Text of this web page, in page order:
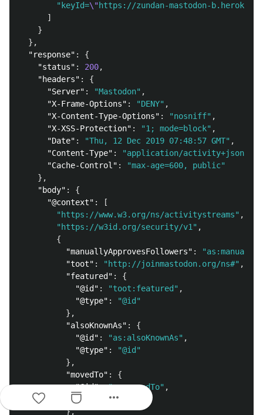
"keyId=\"https://zundan-mastodon-
]
}
},
"response" :
{
"status" : 200,
"headers" :
{
"Server" : "Mastodon" ,
"X-Frame-Options" : "DENY" ,
"X-Content-Type-Options" : "nosniff" ,
"X-XSS-Protection" : "1; mode=block" ,
"Date" : "Thu, 12 Dec 2019 07:48:57 GMT" ,
"Content-Type" :
"application/activity+json;
"Cache-Control" :
"max-age=600, public"
},
"body" :
{
"@context" :
[
"https://www.w3.org/ns/activitystreams" ,
"https://w3id.org/security/v1" ,
{
"manuallyApprovesFollowers" :
"toot" : "http://joinmastodon.org/ns#" ,
"featured" :
{
"@id" : "toot:featured" ,
"@type" :
"@id"
},
"alsoKnownAs" :
{
"@id" : "as:alsoKnownAs" ,
"@type" :
"@id"
},
"movedTo" :
{
"@id": "as:movedTo" ,
"@type"
:
"@id"
},
more_horiz